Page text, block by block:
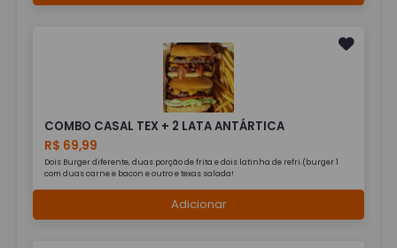
COMBO CASAL TEX + 2 LATA ANTÁRTICA
R$ 69,99
Dois Burger diferente, duas porção de frita e dois latinha de refri.(burger 1
com duas carne e bacon e outro e texas salada!
Adicionar